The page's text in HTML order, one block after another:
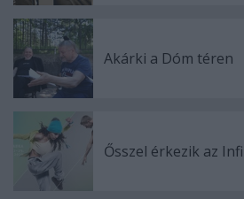
Akárki a Dóm téren
Ősszel érkezik az